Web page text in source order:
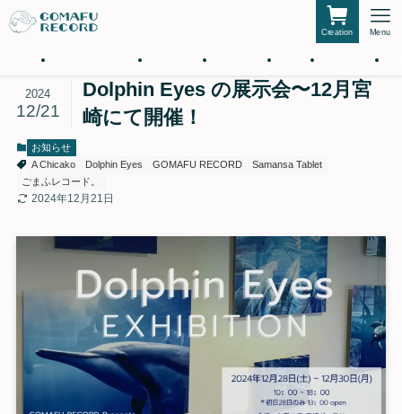
Creation Menu
ホーム 私たちについて 仲間たち サービス 作品 お知らせ
Dolphin Eyes の展示会〜12月宮
崎にて開催！
2024
12/21
お知らせ
A Chicako
Dolphin Eyes GOMAFU RECORD
Samansa Tablet
ごまふレコード。
2024年12月21日